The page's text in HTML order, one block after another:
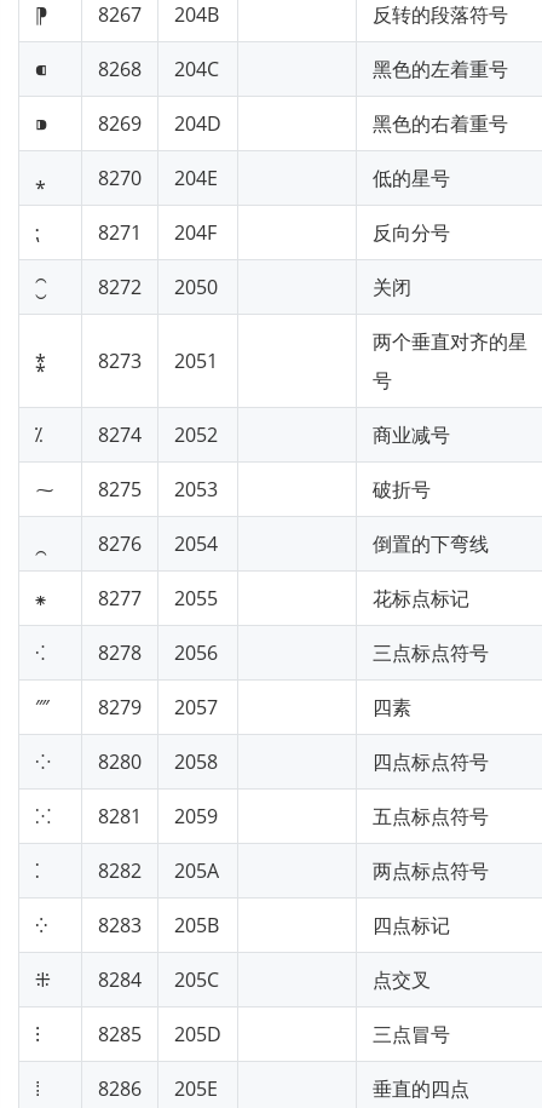
⁋ 8267 204B 反转的段落符号
⁌ 8268 204C 黑色的左着重号
⁍ 8269 204D 黑色的右着重号
⁎ 8270 204E 低的星号
⁏ 8271 204F 反向分号
⁐ 8272 2050 关闭
⁑ 8273 2051
两个垂直对齐的星
号
⁒ 8274 2052 商业减号
⁓ 8275 2053 破折号
8276 2054 倒置的下弯线
⁕ 8277 2055 花标点标记
⁖ 8278 2056 三点标点符号
⁗ 8279 2057 四素
⁘ 8280 2058 四点标点符号
⁙ 8281 2059 五点标点符号
⁚ 8282 205A 两点标点符号
⁛ 8283 205B 四点标记
⁜ 8284 205C 点交叉
⁝ 8285 205D 三点冒号
⁞ 8286 205E 垂直的四点